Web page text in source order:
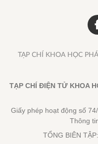
TẠP CHÍ KHOA HỌC
TẠP CHÍ ĐIỆN TỬ KHOA
Giấy phép hoạt động số
Thông
TỔNG BIÊN TẬP: